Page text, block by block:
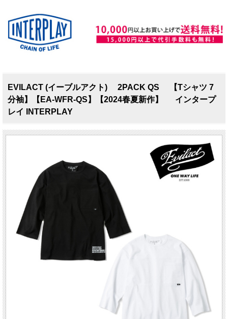
EVILACT (イーブルアクト) 2PACK QS 【Tシャツ 7
分袖】【EA-WFR-QS】【2024春夏新作】 インタープ
レイ INTERPLAY